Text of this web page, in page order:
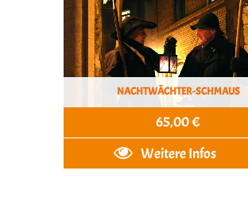
NACHTWÄCHTER-SCHMAUS
65,00 €
Weitere Infos